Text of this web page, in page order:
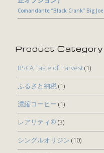
Comandante ”Black Crank” Big Joe
Product Category
BSCA Taste of Harvest(1)
ふるさと納税(1)
濃縮コーヒー (1)
レアリティ® (3)
シングルオリジン (10)